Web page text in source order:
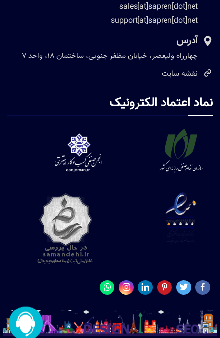
sales[at]sapren[dot]net
support[at]sapren[dot]net
آدرس
چهارراه ولیعصر، خیابان مظفر جنوبی، ساختمان 18، واحد 7
نقشه سایت
نماد اعتماد الکترونیک